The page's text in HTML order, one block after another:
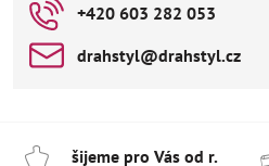
+420 603 282 053
drahstyl​@drahstyl​.cz
šijeme pro Vás od r​.